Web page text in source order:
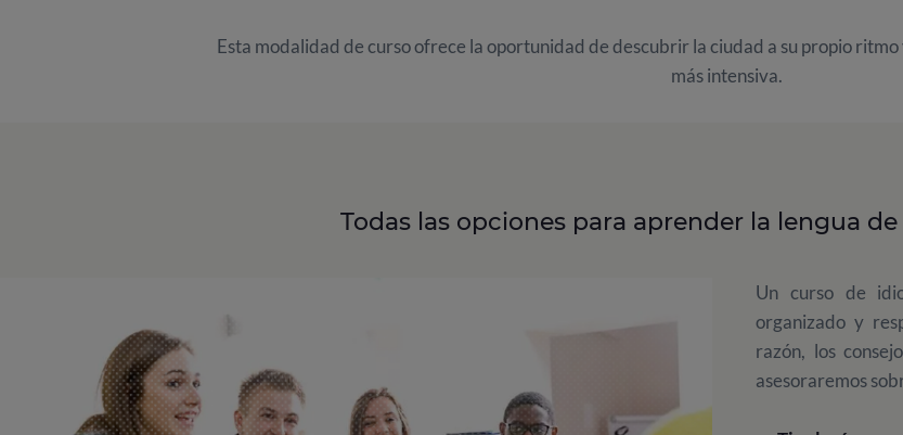
Esta modalidad de curso ofrece la oportunidad de descubrir la ciudad a su propio
más intensiva.
Todas las opciones para aprender la lengua
Un curso de
organizado y
razón, los
asesoraremos